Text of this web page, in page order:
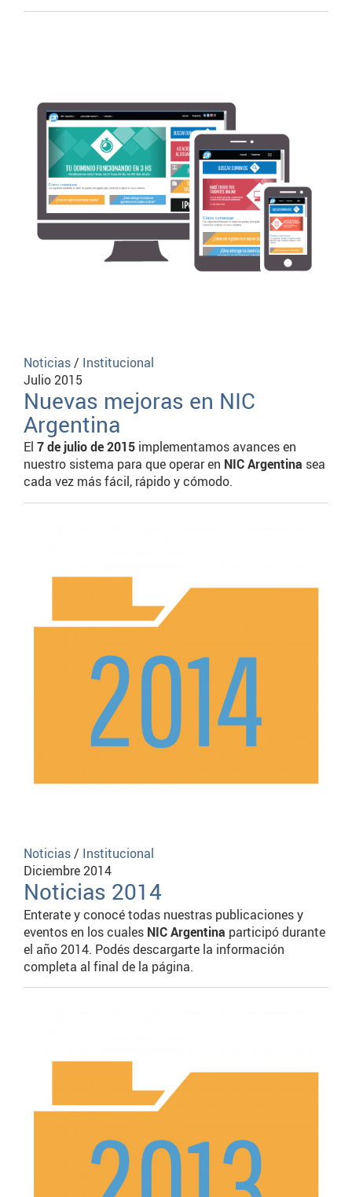
Noticias/ Institucional
Julio 2015
Nuevas mejoras en NIC
Argentina
El 7 de julio de 2015 implementamos avances en
nuestro sistema para que operar en NIC Argentina sea
cada vez más fácil, rápido y cómodo.
Noticias/ Institucional
Diciembre 2014
Noticias 2014
Enterate y conocé todas nuestras publicaciones y
eventos en los cuales NIC Argentina participó durante
el año 2014. Podés descargarte la información
completa al final de la página.